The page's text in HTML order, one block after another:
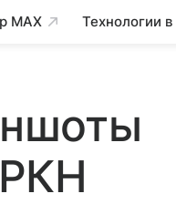
MAX Технологии